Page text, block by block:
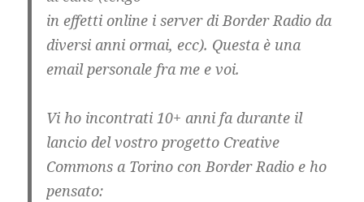
in effetti online i server di Border Radio da
diversi anni ormai, ecc). Questa è una
email personale fra me e voi.
Vi ho incontrati 10+ anni fa durante il
lancio del vostro progetto Creative
Commons a Torino con Border Radio e ho
pensato: